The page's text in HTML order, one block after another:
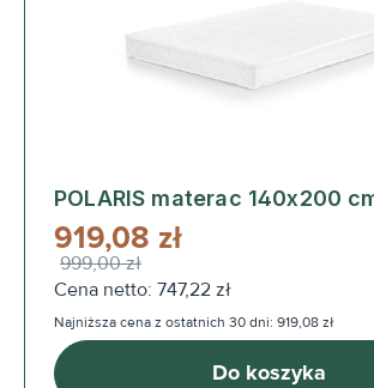
POLARIS materac 140x200
919,08 zł
999,00 zł
Cena netto: 747,22 zł
Najniższa cena z ostatnich 30 dni: 919,08 zł
Do koszyka